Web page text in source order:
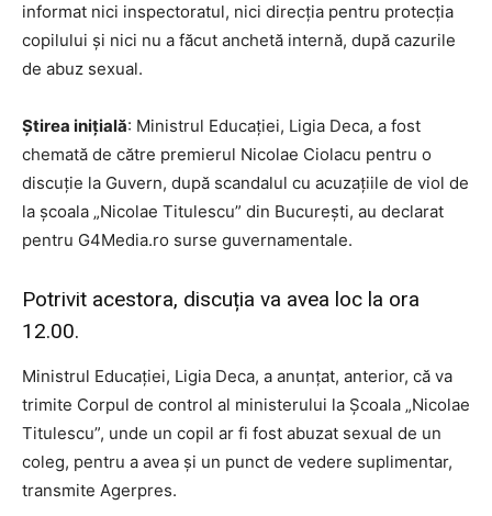
informat nici inspectoratul, nici direcția pentru protecția
copilului și nici nu a făcut anchetă internă, după cazurile
de abuz sexual.
Știrea inițială: Ministrul Educației, Ligia Deca, a fost
chemată de către premierul Nicolae Ciolacu pentru o
discuție la Guvern, după scandalul cu acuzațiile de viol de
la școala „Nicolae Titulescu” din București, au declarat
pentru G4Media.ro surse guvernamentale.
Potrivit acestora, discuția va avea loc la ora
12.00.
Ministrul Educaţiei, Ligia Deca, a anunţat, anterior, că va
trimite Corpul de control al ministerului la Şcoala „Nicolae
Titulescu”, unde un copil ar fi fost abuzat sexual de un
coleg, pentru a avea şi un punct de vedere suplimentar,
transmite Agerpres.